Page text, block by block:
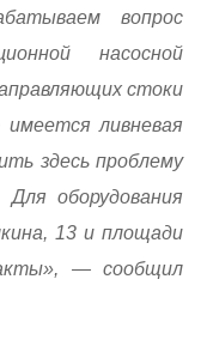
вопрос
насосной
стоки
имеется ливневая
здесь проблему
Для оборудования
13 и площади
», — сообщил